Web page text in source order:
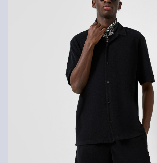
Chlorbleiche nicht möglich
Nicht für den Trockner geeignet
Schonwaschgang 30°
Nicht heiß bügeln
Keine chemische Reinigung möglich
geringeren Bestellwert betragen die
Standardlieferung ebenfalls 3,95 €). Für VIP
Die Rückgabegebühr beträgt 2,99 € für Gast
Kunden. Für VIP Kunden entfällt die
Versandkosten für die Rücklieferung werden
Rückerstattungsbetrag abgezogen.
Gastkunden können ihre Artikel innerhalb von
Erhalt der Ware an uns zurückschicken.